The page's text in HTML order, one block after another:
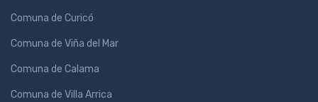
Comuna de Curicó
Comuna de Viña del Mar
Comuna de Calama
Comuna de Villa Arrica